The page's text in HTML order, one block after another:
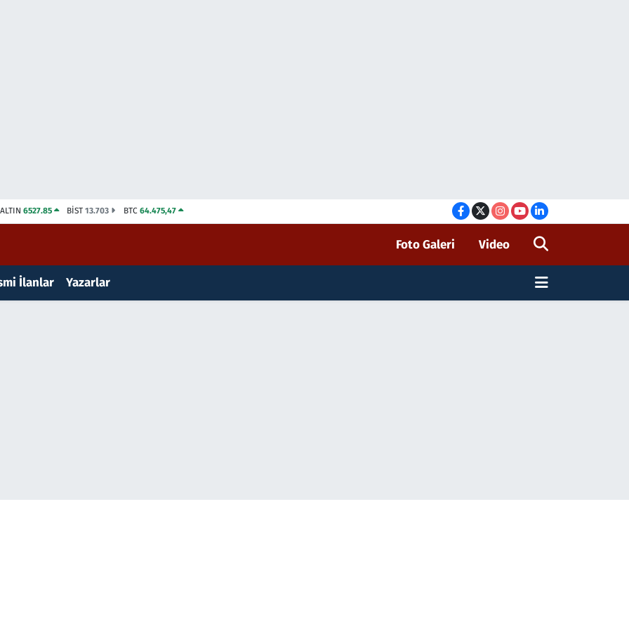
ALTIN 6527.85 BİST13.703 BTC 64.475,47
Foto Galeri Video
İlanlar Yazarlar